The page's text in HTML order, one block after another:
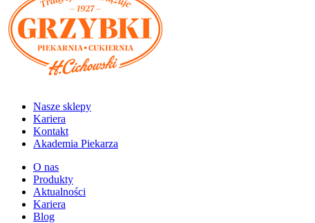
Nasze sklepy
Kariera
Kontakt
Akademia Piekarza
O nas
Produkty
Aktualności
Kariera
Blog